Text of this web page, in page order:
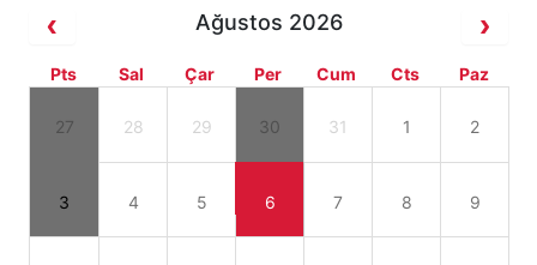
Ağustos 2026
Pts Sal Çar Per Cum Cts Paz
27 28 29 30 31 1 2
3 4 5 6 7 8 9